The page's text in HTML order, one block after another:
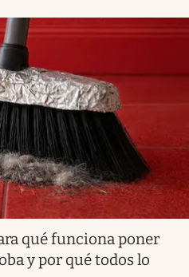
qué funciona poner
y por qué todos lo